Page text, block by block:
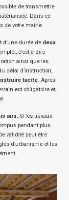
de transmettre
Dans ce
de votre mairie.
d’une durée de deux
c’est-à-dire
ainsi que les
délai d’instruction,
tacite . Après
est obligatoire et
.
ans.
Si les travaux
pendant plus
validité peut être
d’urbanisme et les